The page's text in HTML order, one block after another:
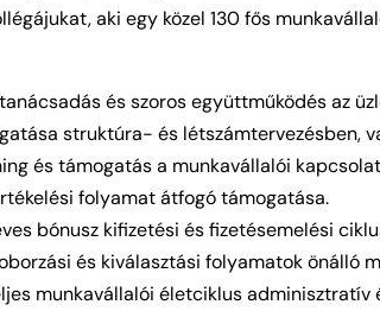
aki egy közel 130 fős
és szoros együttműködés az
struktúra- és létszámtervezésben,
és támogatás a munkavállalói
folyamat átfogó támogatása.
bónusz kifizetési és fizetésemelési
és kiválasztási folyamatok önálló
munkavállalói életciklus